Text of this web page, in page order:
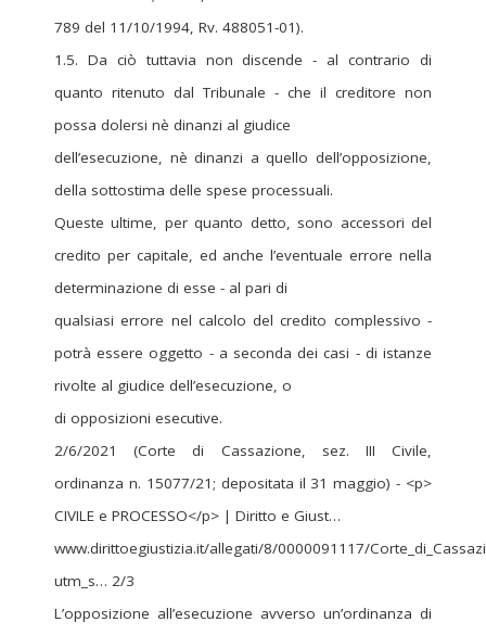
789 del 11/10/1994, Rv. 488051-01).
1.5. Da ciò tuttavia non discende - al contrario di
quanto ritenuto dal Tribunale - che il creditore non
possa dolersi nè dinanzi al giudice
dell’esecuzione, nè dinanzi a quello dell’opposizione,
della sottostima delle spese processuali.
Queste ultime, per quanto detto, sono accessori del
credito per capitale, ed anche l’eventuale errore nella
determinazione di esse - al pari di
qualsiasi errore nel calcolo del credito complessivo -
potrà essere oggetto - a seconda dei casi - di istanze
rivolte al giudice dell’esecuzione, o
di opposizioni esecutive.
2/6/2021 (Corte di Cassazione, sez. III Civile,
ordinanza n. 15077/21; depositata il 31 maggio) - <p>
CIVILE e PROCESSO</p> | Diritto e Giust…
www.dirittoegiustizia.it/allegati/8/0000091117/
utm_s… 2/3
L’opposizione all’esecuzione avverso un’ordinanza di